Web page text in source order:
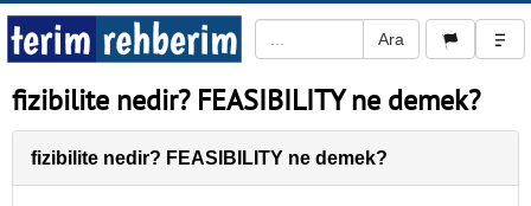
fizibilite nedir? FEASIBILITY ne demek?
fizibilite nedir? FEASIBILITY ne demek?